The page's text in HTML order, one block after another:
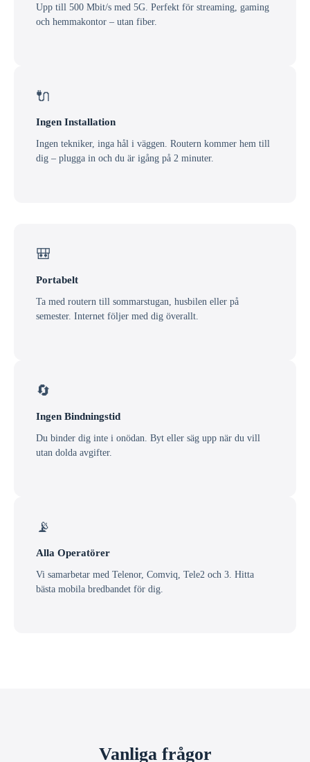
Upp till 500 Mbit/s med 5G. Perfekt för streaming, gaming
och hemmakontor – utan fiber.
🔌
Ingen Installation
Ingen tekniker, inga hål i väggen. Routern kommer hem till
dig – plugga in och du är igång på 2 minuter.
🎒
Portabelt
Ta med routern till sommarstugan, husbilen eller på
semester. Internet följer med dig överallt.
🔄
Ingen Bindningstid
Du binder dig inte i onödan. Byt eller säg upp när du vill
utan dolda avgifter.
📡
Alla Operatörer
Vi samarbetar med Telenor, Comviq, Tele2 och 3. Hitta
bästa mobila bredbandet för dig.
Vanliga frågor